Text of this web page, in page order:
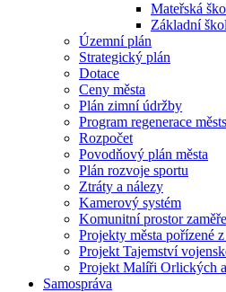
Mateřská
Základní
Územní plán
Strategický plán
Dotace
Ceny města
Plán zimní údržby
Program regenerace
Rozpočet
Povodňový plán města
Plán rozvoje sportu
Ztráty a nálezy
Kamerový systém
Komunitní prostor
Projekty města pořízené
Projekt Tajemství
Projekt Malíři Orlických
Samospráva